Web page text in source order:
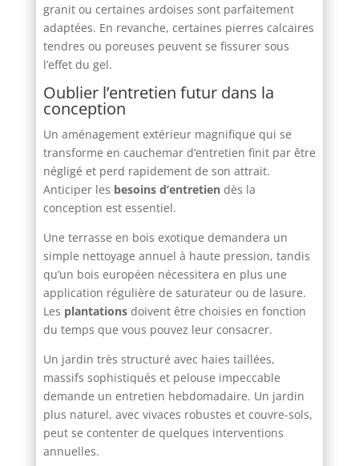
granit ou certaines ardoises sont parfaitement
adaptées. En revanche, certaines pierres calcaires
tendres ou poreuses peuvent se fissurer sous
l’effet du gel.
Oublier l’entretien futur dans la
conception
Un aménagement extérieur magnifique qui se
transforme en cauchemar d’entretien finit par être
négligé et perd rapidement de son attrait.
Anticiper les besoins d’entretiendès la
conception est essentiel.
Une terrasse en bois exotique demandera un
simple nettoyage annuel à haute pression, tandis
qu’un bois européen nécessitera en plus une
application régulière de saturateur ou de lasure.
Les plantationsdoivent être choisies en fonction
du temps que vous pouvez leur consacrer.
Un jardin très structuré avec haies taillées,
massifs sophistiqués et pelouse impeccable
demande un entretien hebdomadaire. Un jardin
plus naturel, avec vivaces robustes et couvre-sols,
peut se contenter de quelques interventions
annuelles.